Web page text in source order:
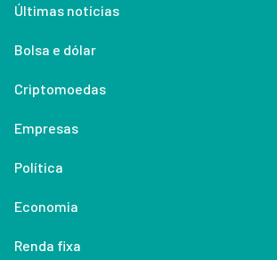
Últimas notícias
Bolsa e dólar
Criptomoedas
Empresas
Política
Economia
Renda fixa